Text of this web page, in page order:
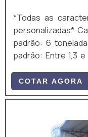
*Todas as
personalizadas* Capacidade de carga
padrão: 6
padrão: Entre 1,3
2m; Ajuste de altura padrão: Manual,
mecânico, por manivela;
carbono A36,
laminados U, I e
COTAR AGORA